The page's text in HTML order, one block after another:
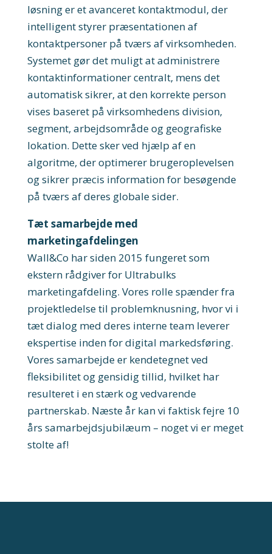
løsning er et avanceret kontaktmodul, der
intelligent styrer præsentationen af
kontaktpersoner på tværs af virksomheden.
Systemet gør det muligt at administrere
kontaktinformationer centralt, mens det
automatisk sikrer, at den korrekte person
vises baseret på virksomhedens division,
segment, arbejdsområde og geografiske
lokation. Dette sker ved hjælp af en
algoritme, der optimerer brugeroplevelsen
og sikrer præcis information for besøgende
på tværs af deres globale sider.
Tæt samarbejde med
marketingafdelingen
Wall&Co har siden 2015 fungeret som
ekstern rådgiver for Ultrabulks
marketingafdeling. Vores rolle spænder fra
projektledelse til problemknusning, hvor vi i
tæt dialog med deres interne team leverer
ekspertise inden for digital markedsføring.
Vores samarbejde er kendetegnet ved
fleksibilitet og gensidig tillid, hvilket har
resulteret i en stærk og vedvarende
partnerskab. Næste år kan vi faktisk fejre 10
års samarbejdsjubilæum – noget vi er meget
stolte af!